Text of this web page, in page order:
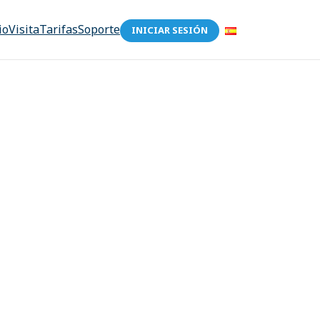
VisitaTarifasSoporte INICIAR SESIÓN